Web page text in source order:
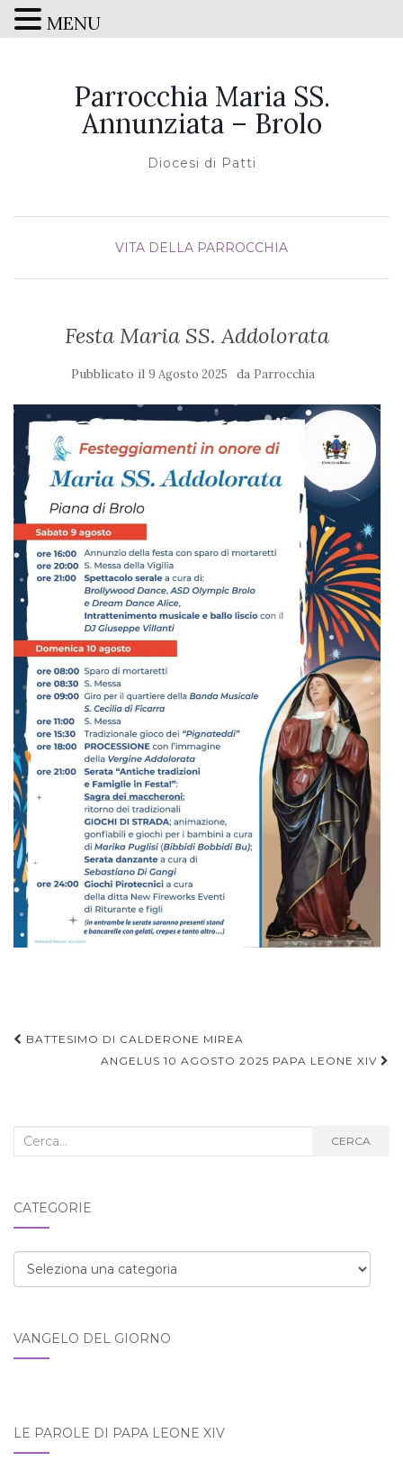
Parrocchia Maria SS.
Annunziata – Brolo
Diocesi di Patti
VITA DELLA PARROCCHIA
Festa Maria SS. Addolorata
Pubblicato il 9 Agosto 2025 da Parrocchia
Navigazione
BATTESIMO DI CALDERONE MIREA
ANGELUS 10 AGOSTO 2025 PAPA LEONE XIV
Cerca
CERCA
CATEGORIE
Categorie
VANGELO DEL GIORNO
LE PAROLE DI PAPA LEONE XIV
MENU